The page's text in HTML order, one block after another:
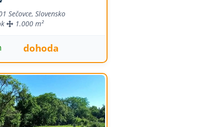
Sečovce, Slovensko
1.000 m²
dohoda